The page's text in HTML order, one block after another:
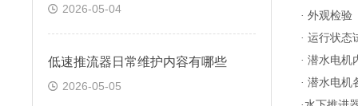
2026-05-04
低速推流器日常维护内容有哪些
2026-05-05
· 外观检验
· 运行状态
· 潜水电机
· 潜水电机